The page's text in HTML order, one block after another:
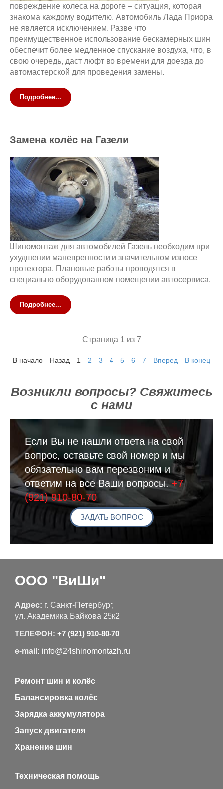
повреждение колеса на дороге – ситуация, которая
знакома каждому водителю. Автомобиль Лада Приора
не является исключением. Разве что
преимущественное использование бескамерных шин
обеспечит более медленное спускание воздуха, что, в
свою очередь, даст люфт во времени для доезда до
автомастерской для проведения замены.
Подробнее...
Замена колёс на Газели
Шиномонтаж для автомобилей Газель необходим при
ухудшении маневренности и значительном износе
протектора. Плановые работы проводятся в
специально оборудованном помещении автосервиса.
Подробнее...
Страница 1 из 7
В начало Назад 1 2 3 4 5 6 7 Вперед В конец
Возникли вопросы? Свяжитесь
с нами
Если Вы не нашли ответа на свой
вопрос, оставьте свой номер и мы
обязательно вам перезвоним и
ответим на все Ваши вопросы.+7
(921) 910-80-70
ЗАДАТЬ ВОПРОС
ООО "ВиШи"
Адрес: г. Санкт-Петербург,
ул. Академика Байкова 25к2
ТЕЛЕФОН: +7 (921) 910-80-70
e-mail: info@24shinomontazh.ru
Ремонт шин и колёс
Балансировка колёс
Зарядка аккумулятора
Запуск двигателя
Хранение шин
Техническая помощь